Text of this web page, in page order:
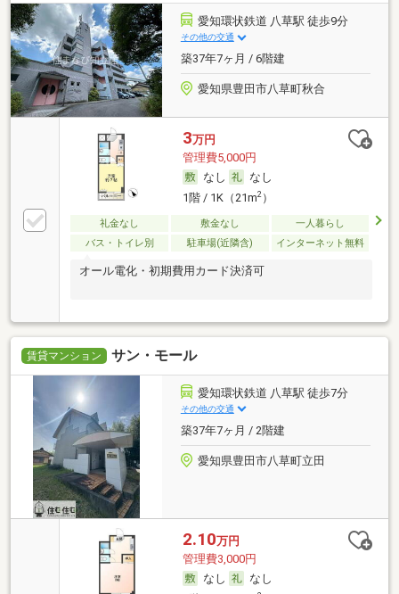
愛知環状鉄道 八草駅 徒歩9分
その他の交通
築37年7ヶ月 / 6階建
愛知県豊田市八草町秋合
3万円
管理費5,000円
なし
なし
1階 / 1K（21m2）
礼金なし 敷金なし
一人暮らし
バス・トイレ別
駐車場(近隣含) インターネット無料
オール電化・初期費用カード決済可
賃貸マンション サン・モール
愛知環状鉄道 八草駅 徒歩7分
その他の交通
築37年7ヶ月 / 2階建
愛知県豊田市八草町立田
2.10万円
管理費3,000円
なし
なし